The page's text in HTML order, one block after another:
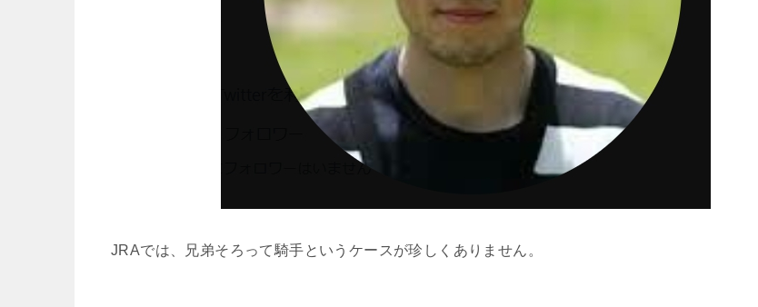
JRAでは、兄弟そろって騎手というケースが珍しくありません。